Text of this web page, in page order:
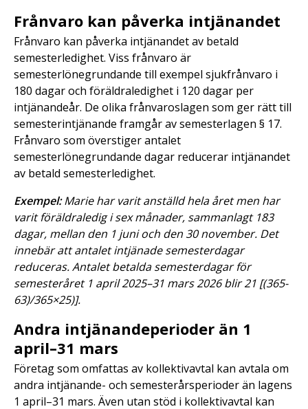
Frånvaro kan påverka intjänandet
Frånvaro kan påverka intjänandet av betald
semesterledighet. Viss frånvaro är
semesterlönegrundande till exempel sjukfrånvaro i
180 dagar och föräldraledighet i 120 dagar per
intjänandeår. De olika frånvaroslagen som ger rätt till
semesterintjänande framgår av semesterlagen § 17.
Frånvaro som överstiger antalet
semesterlönegrundande dagar reducerar intjänandet
av betald semesterledighet.
Exempel:Marie har varit anställd hela året men har
varit föräldraledig i sex månader, sammanlagt 183
dagar, mellan den 1 juni och den 30 november. Det
innebär att antalet intjänade semesterdagar
reduceras. Antalet betalda semesterdagar för
semesteråret 1 april 2025–31 mars 2026 blir 21 [(365-
63)/365×25)].
Andra intjänandeperioder än 1
april–31 mars
Företag som omfattas av kollektivavtal kan avtala om
andra intjänande- och semesterårsperioder än lagens
1 april–31 mars. Även utan stöd i kollektivavtal kan